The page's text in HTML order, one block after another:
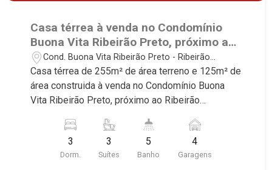
Casa térrea à venda no Condomínio
Buona Vita Ribeirão Preto, próximo ao
Ribeirão Shopping - Ribeirão Preto/SP.
Cond. Buona Vita Ribeirão Preto - Ribeirão
Preto/SP
Casa térrea de 255m² de área terreno e 125m² de
área construida à venda no Condomínio Buona
Vita Ribeirão Preto, próximo ao Ribeirão
Ribeirão Preto/SP. Conheça as características
deste imóvel que a Martinelli Imobiliária
selecionou para você: - 255m² de área terreno e
3
Dorm.
3
Suítes
5
Banho
4
Garagens